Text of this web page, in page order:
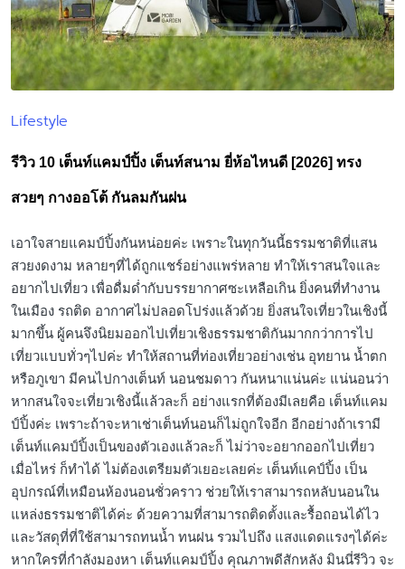
Posted
Lifestyle
รีวิว 10 เต็นท์แคมป์ปิ้ง เต็นท์สนาม ยี่ห้อไหนดี [2026] ทรง
สวยๆ กางออโต้ กันลมกันฝน
เอาใจสายแคมป์ปิ้งกันหน่อยค่ะ เพราะในทุกวันนี้ธรรมชาติที่แสน
สวยงดงาม หลายๆที่ได้ถูกแชร์อย่างแพร่หลาย ทำให้เราสนใจและ
อยากไปเที่ยว เพื่อดื่มด่ำกับบรรยากาศซะเหลือเกิน ยิ่งคนที่ทำงาน
ในเมือง รถติด อากาศไม่ปลอดโปร่งแล้วด้วย ยิ่งสนใจเที่ยวในเชิงนี้
มากขึ้น ผู้คนจึงนิยมออกไปเที่ยวเชิงธรรมชาติกันมากกว่าการไป
เที่ยวแบบทั่วๆไปค่ะ ทำให้สถานที่ท่องเที่ยวอย่างเช่น อุทยาน น้ำตก
หรือภูเขา มีคนไปกางเต็นท์ นอนชมดาว กันหนาแน่นค่ะ แน่นอนว่า
หากสนใจจะเที่ยวเชิงนี้แล้วละก็ อย่างแรกที่ต้องมีเลยคือ เต็นท์แคม
ป์ปิ้งค่ะ เพราะถ้าจะหาเช่าเต็นท์นอนก็ไม่ถูกใจอีก อีกอย่างถ้าเรามี
เต็นท์แคมป์ปิ้งเป็นของตัวเองแล้วละก็ ไม่ว่าจะอยากออกไปเที่ยว
เมื่อไหร่ ก็ทำได้ ไม่ต้องเตรียมตัวเยอะเลยค่ะ เต็นท์แคป์ปิ้ง เป็น
อุปกรณ์ที่เหมือนห้องนอนชั่วคราว ช่วยให้เราสามารถหลับนอนใน
แหล่งธรรมชาติได้ค่ะ ด้วยความที่สามารถติดตั้งและรื้อถอนได้ไว
และวัสดุที่ที่ใช้สามารถทนน้ำ ทนฝน รวมไปถึง แสงแดดแรงๆได้ค่ะ
หากใครที่กำลังมองหา เต็นท์แคมป์ปิ้ง คุณภาพดีสักหลัง มินนี่รีวิว จะ